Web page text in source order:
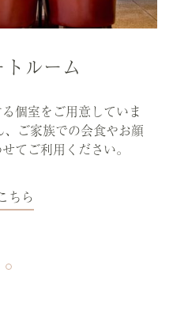
ルーム
個室をご用意していま
ご家族での会食やお顔
てご利用ください。
ちら